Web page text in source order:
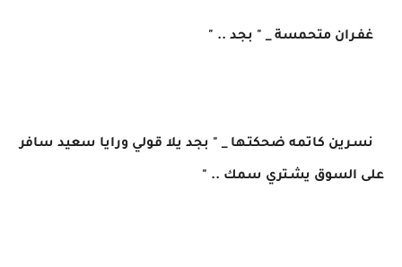
غفـران متحمسة _ " بجد .. "
نسـرين كاتمه ضحكتـها _ " بجد يلا قولي ورايا سعيد سافر
على السوق يشـتري سمك .. "